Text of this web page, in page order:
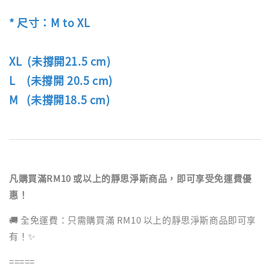
* 尺寸：M to XL
XL (未撐開21.5 cm)
L (未撐開 20.5 cm)
M (未撐開18.5 cm)
凡購買滿RM10 或以上的靜思淨斯商品，即可享受免運費優
惠！
🚚 全免運費：只需購買滿 RM10 以上的靜思淨斯商品即可享
有！✨
=====